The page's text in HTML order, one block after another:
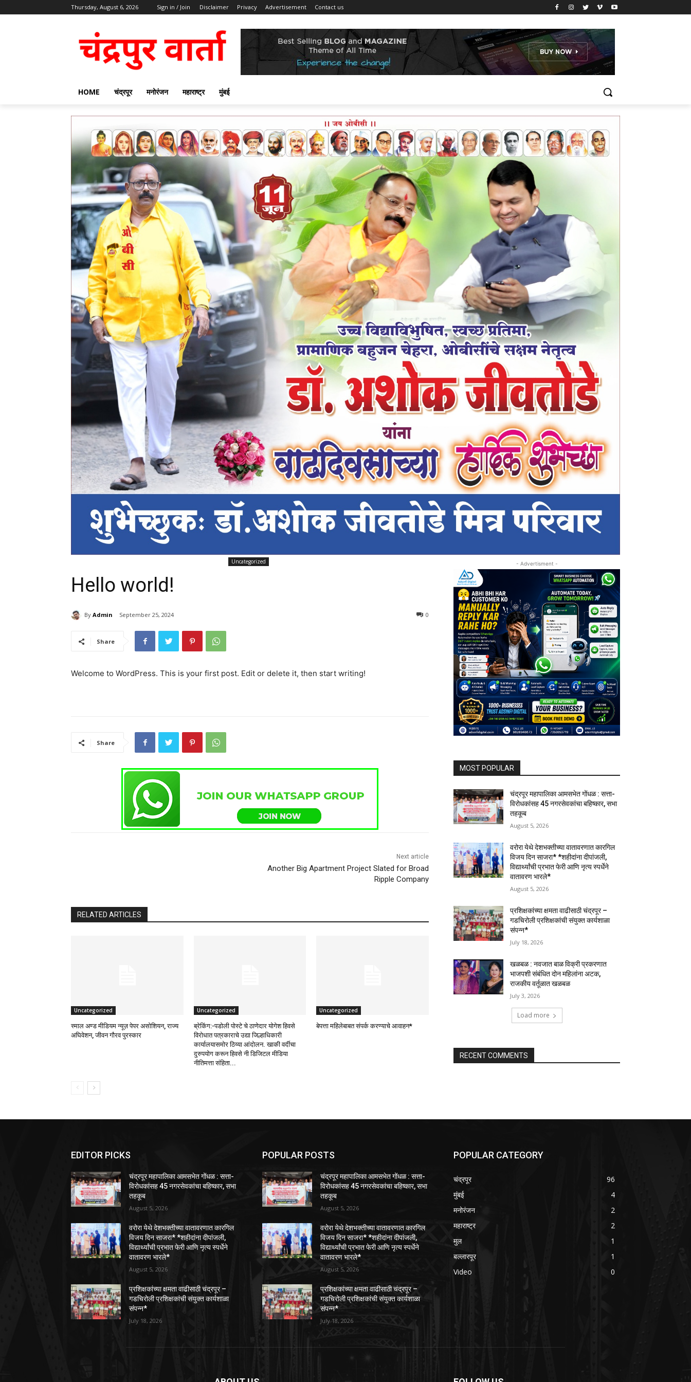
Thursday, August 6, 2026 Sign in / Join Disclaimer Privacy Advertisement Contact us
HOME चंद्रपूर मनोरंजन महाराष्ट्र मुंबई
Uncategorized
Hello world!
By Admin September 25, 2024 0
Share
Welcome to WordPress. This is your first post. Edit or delete it, then start writing!
Share
Next article
Another Big Apartment Project Slated for Broad
Ripple Company
RELATED ARTICLES
Uncategorized
स्माल अण्ड मीडियम न्यूज़ पेपर असोशियन, राज्य
अघिवेशन, जीवन गौरव पुरस्कार
Uncategorized
ब्रेकिंग:-पडोली पोस्टे चे ठाणेदार योगेश हिवसे
विरोधात पत्रकाराचे उद्या जिल्हाधिकारी
कार्यालयासमोर ठिय्या आंदोलन. खाकी वर्दीचा
दुरुपयोग करून हिवसे नी डिजिटल मीडिया
नीतिमत्ता संहिता...
Uncategorized
बेपत्ता महिलेबाबत संपर्क करण्याचे आवाहन*
- Advertisment -
MOST POPULAR
चंद्रपूर महापालिका आमसभेत गोंधळ : सत्ता-
विरोधकांसह 45 नगरसेवकांचा बहिष्कार, सभा
तहकूब
August 5, 2026
वरोरा येथे देशभक्तीच्या वातावरणात कारगिल
विजय दिन साजरा* *शहीदांना दीपांजली,
विद्यार्थ्यांची प्रभात फेरी आणि नृत्य स्पर्धेने
वातावरण भारले*
August 5, 2026
प्रशिक्षकांच्या क्षमता वाढीसाठी चंद्रपूर –
गडचिरोली प्रशिक्षकांची संयुक्त कार्यशाळा
संपन्न*
July 18, 2026
खळबळ : नवजात बाळ विक्री प्रकरणात
भाजपशी संबंधित दोन महिलांना अटक,
राजकीय वर्तूळात खळबळ
July 3, 2026
Load more
RECENT COMMENTS
EDITOR PICKS
चंद्रपूर महापालिका आमसभेत गोंधळ : सत्ता-
विरोधकांसह 45 नगरसेवकांचा बहिष्कार, सभा
तहकूब
August 5, 2026
वरोरा येथे देशभक्तीच्या वातावरणात कारगिल
विजय दिन साजरा* *शहीदांना दीपांजली,
विद्यार्थ्यांची प्रभात फेरी आणि नृत्य स्पर्धेने
वातावरण भारले*
August 5, 2026
प्रशिक्षकांच्या क्षमता वाढीसाठी चंद्रपूर –
गडचिरोली प्रशिक्षकांची संयुक्त कार्यशाळा
संपन्न*
July 18, 2026
POPULAR POSTS
चंद्रपूर महापालिका आमसभेत गोंधळ : सत्ता-
विरोधकांसह 45 नगरसेवकांचा बहिष्कार, सभा
तहकूब
August 5, 2026
वरोरा येथे देशभक्तीच्या वातावरणात कारगिल
विजय दिन साजरा* *शहीदांना दीपांजली,
विद्यार्थ्यांची प्रभात फेरी आणि नृत्य स्पर्धेने
वातावरण भारले*
August 5, 2026
प्रशिक्षकांच्या क्षमता वाढीसाठी चंद्रपूर –
गडचिरोली प्रशिक्षकांची संयुक्त कार्यशाळा
संपन्न*
July 18, 2026
POPULAR CATEGORY
चंद्रपूर
96
मुंबई
4
मनोरंजन
2
महाराष्ट्र
2
मुल
1
बल्लारपूर
1
Video
0